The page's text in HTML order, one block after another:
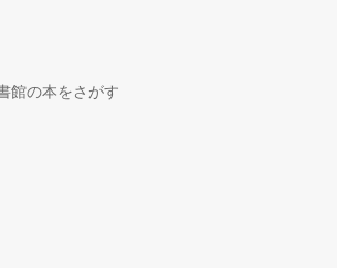
館の本をさがす